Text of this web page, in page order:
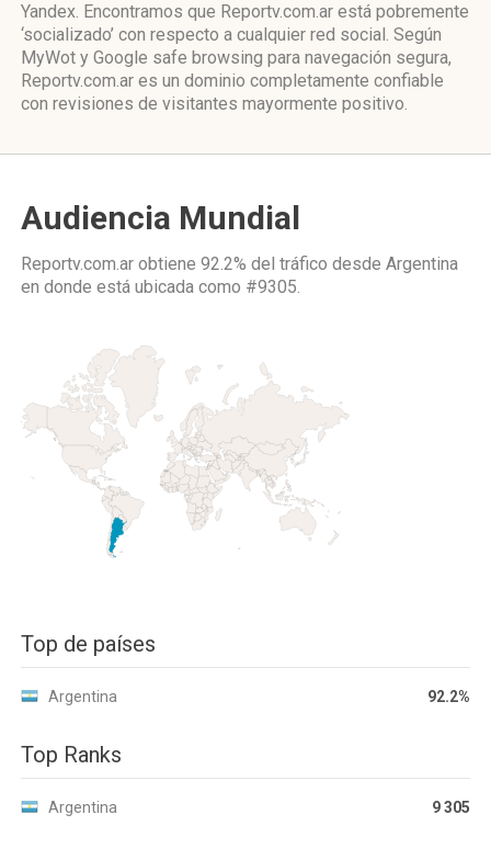
Yandex. Encontramos que Reportv.com.ar está pobremente
‘socializado’ con respecto a cualquier red social. Según
MyWot y Google safe browsing para navegación segura,
Reportv.com.ar es un dominio completamente confiable
con revisiones de visitantes mayormente positivo.
Audiencia Mundial
Reportv.com.ar obtiene 92.2% del tráfico desde Argentina
en donde está ubicada como #9305.
Top de países
Argentina 92.2%
Top Ranks
Argentina 9 305